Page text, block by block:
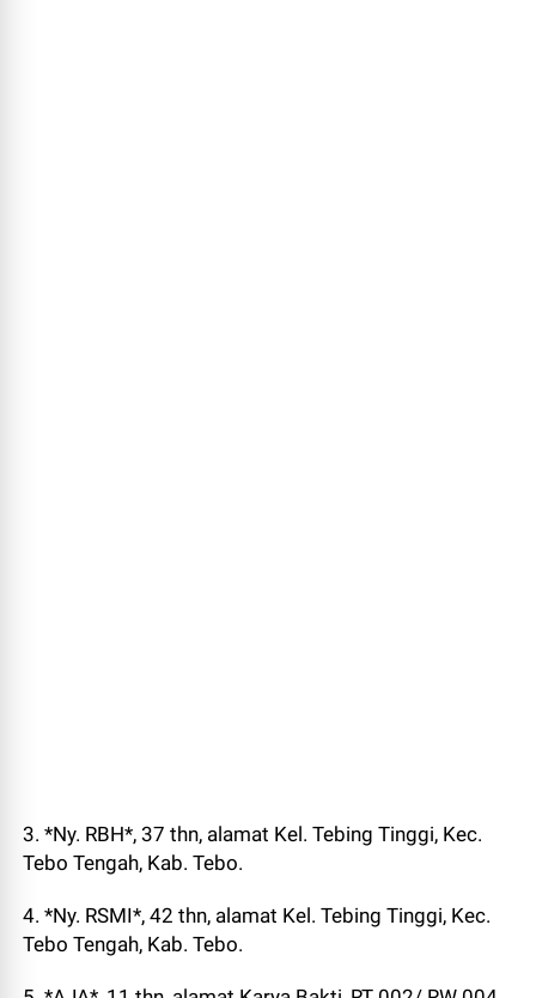
3. *Ny. RBH*, 37 thn, alamat Kel. Tebing Tinggi, Kec.
Tebo Tengah, Kab. Tebo.
4. *Ny. RSMI*, 42 thn, alamat Kel. Tebing Tinggi, Kec.
Tebo Tengah, Kab. Tebo.